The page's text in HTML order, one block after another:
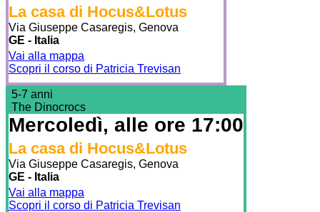
La casa di Hocus&Lotus
Via Giuseppe Casaregis, Genova
GE - Italia
Vai alla mappa
Scopri il corso di Patricia Trevisan
5-7 anni
The Dinocrocs
Mercoledì, alle ore 17:00
La casa di Hocus&Lotus
Via Giuseppe Casaregis, Genova
GE - Italia
Vai alla mappa
Scopri il corso di Patricia Trevisan